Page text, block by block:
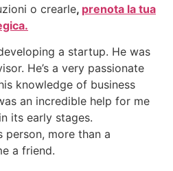
o crearle, prenota la tua
a startup. He was
He’s a very passionate
knowledge of business
an incredible help for me
its early stages.
person, more than a
a friend.